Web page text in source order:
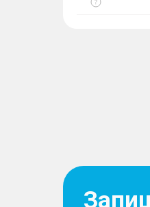
Показать